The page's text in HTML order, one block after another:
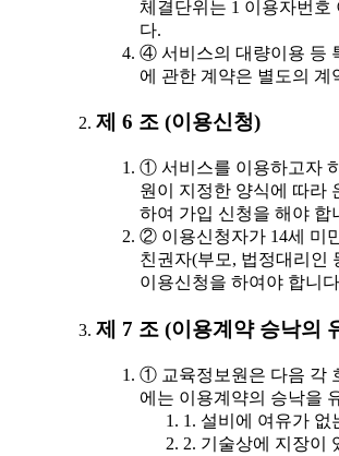
체결단위는 1 이용자번호
다.
④ 서비스의 대량이용 등
에 관한 계약은 별도의 계
제 6 조 (이용신청)
① 서비스를 이용하고자
원이 지정한 양식에 따라
하여 가입 신청을 해야 합
② 이용신청자가 14세 미
친권자(부모, 법정대리인
이용신청을 하여야 합니
제 7 조 (이용계약 승낙의
① 교육정보원은 다음 각
에는 이용계약의 승낙을
1. 설비에 여유가 없
2. 기술상에 지장이